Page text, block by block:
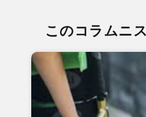
このコラムニ